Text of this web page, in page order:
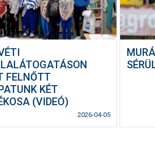
FELNŐTT
KÉT
(VIDEÓ)
2026-04-05